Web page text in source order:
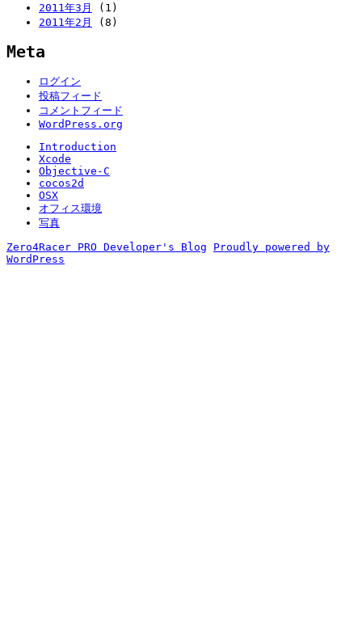
2011年3月
(1)
2011年2月
(8)
Meta
ログイン
投稿フィード
コメントフィード
WordPress.org
Introduction
Xcode
Objective-C
cocos2d
OSX
オフィス環境
写真
Zero4Racer PRO Developer's Blog
Proudly powered by
WordPress